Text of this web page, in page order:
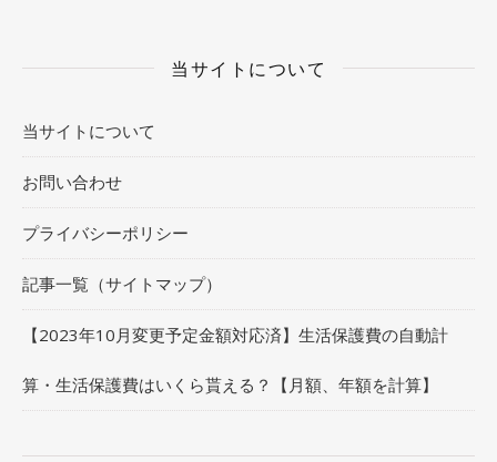
当サイトについて
当サイトについて
お問い合わせ
プライバシーポリシー
記事一覧（サイトマップ）
【2023年10月変更予定金額対応済】生活保護費の自動計
算・生活保護費はいくら貰える？【月額、年額を計算】